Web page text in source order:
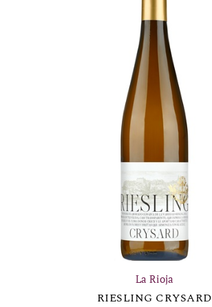
La Rioja
RIESLING CRYSARD